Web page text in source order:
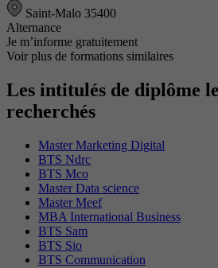
Saint-Malo 35400
Alternance
Je m’informe gratuitement
Voir plus de formations similaires
Les intitulés de diplôme
recherchés
Master Marketing Digital
BTS Ndrc
BTS Mco
Master Data science
Master Meef
MBA International Business
BTS Sam
BTS Sio
BTS Communication